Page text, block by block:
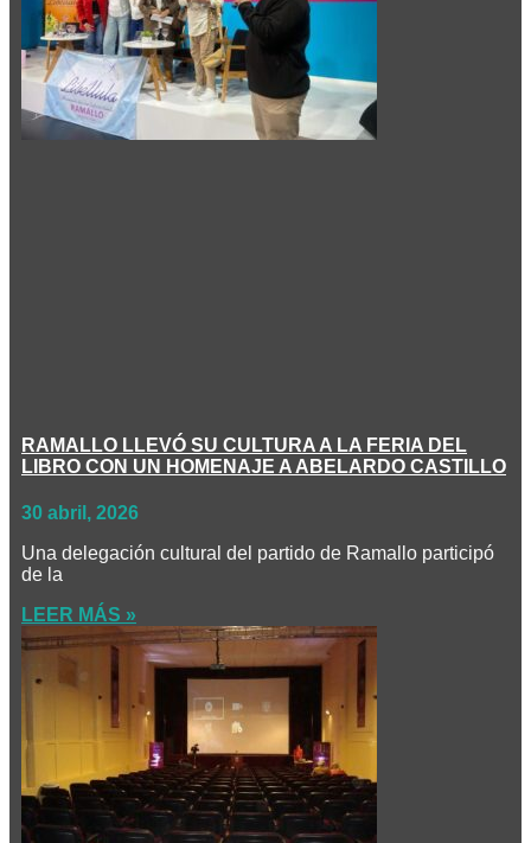
RAMALLO LLEVÓ SU CULTURA A LA FERIA DEL
LIBRO CON UN HOMENAJE A ABELARDO CASTILLO
30 abril, 2026
Una delegación cultural del partido de Ramallo participó
de la
LEER MÁS »